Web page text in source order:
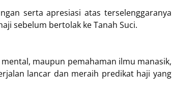
serta apresiasi atas terselenggaranya
sebelum bertolak ke Tanah Suci.
maupun pemahaman ilmu manasik,
lancar dan meraih predikat haji yang